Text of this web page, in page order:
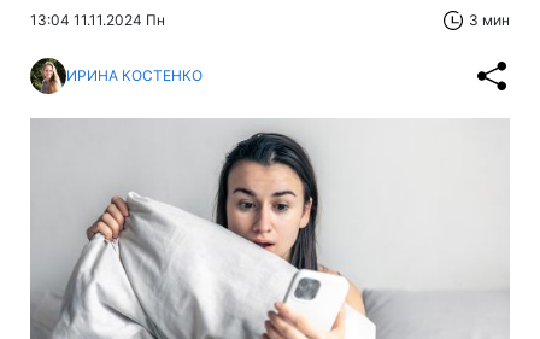
13:04 11.11.2024 Пн 3 мин
ИРИНА КОСТЕНКО